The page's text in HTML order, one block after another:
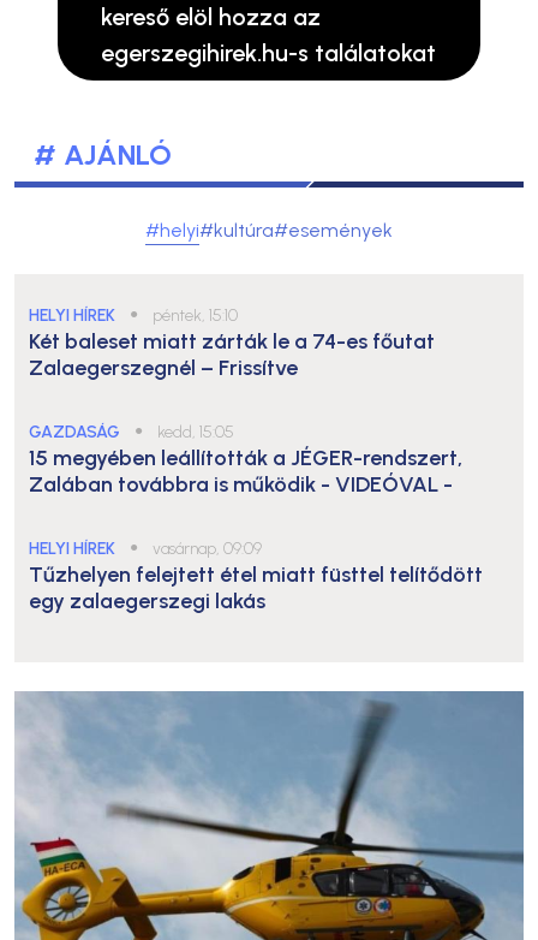
kereső elöl hozza az
egerszegihirek.hu-s találatokat
# AJÁNLÓ
#helyi#kultúra#események
HELYI HÍREK ● péntek, 15:10
Két baleset miatt zárták le a 74-es főutat
Zalaegerszegnél – Frissítve
GAZDASÁG ● kedd, 15:05
15 megyében leállították a JÉGER-rendszert,
Zalában továbbra is működik - VIDEÓVAL -
HELYI HÍREK ● vasárnap, 09:09
Tűzhelyen felejtett étel miatt füsttel telítődött
egy zalaegerszegi lakás